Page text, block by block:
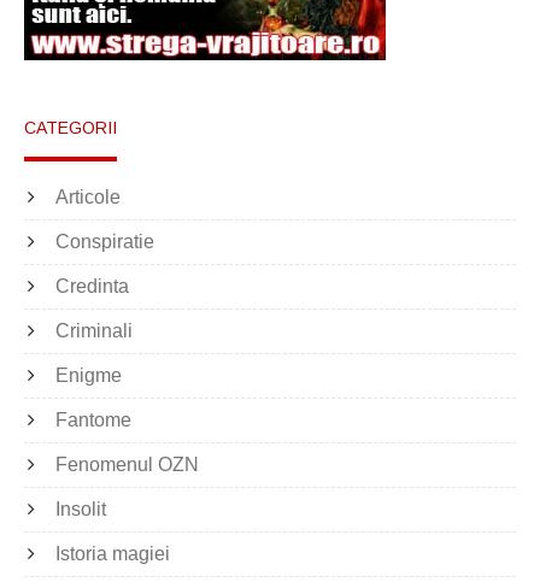
CATEGORII
Articole
Conspiratie
Credinta
Criminali
Enigme
Fantome
Fenomenul OZN
Insolit
Istoria magiei